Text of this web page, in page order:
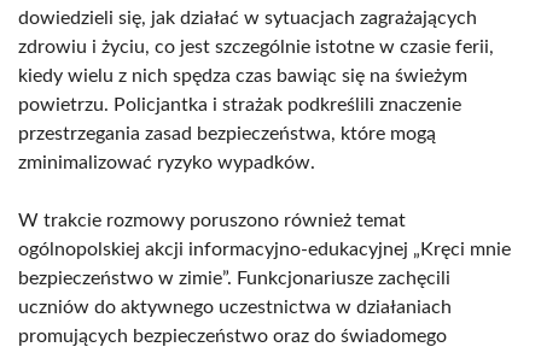
dowiedzieli się, jak działać w sytuacjach zagrażających
zdrowiu i życiu, co jest szczególnie istotne w czasie ferii,
kiedy wielu z nich spędza czas bawiąc się na świeżym
powietrzu. Policjantka i strażak podkreślili znaczenie
przestrzegania zasad bezpieczeństwa, które mogą
zminimalizować ryzyko wypadków.
W trakcie rozmowy poruszono również temat
ogólnopolskiej akcji informacyjno-edukacyjnej „Kręci mnie
bezpieczeństwo w zimie”. Funkcjonariusze zachęcili
uczniów do aktywnego uczestnictwa w działaniach
promujących bezpieczeństwo oraz do świadomego